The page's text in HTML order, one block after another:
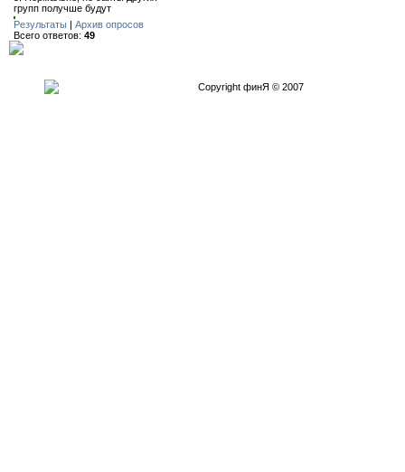
групп получше будут
Результаты | Архив опросов
Всего ответов: 49
Copyright финЯ © 2007